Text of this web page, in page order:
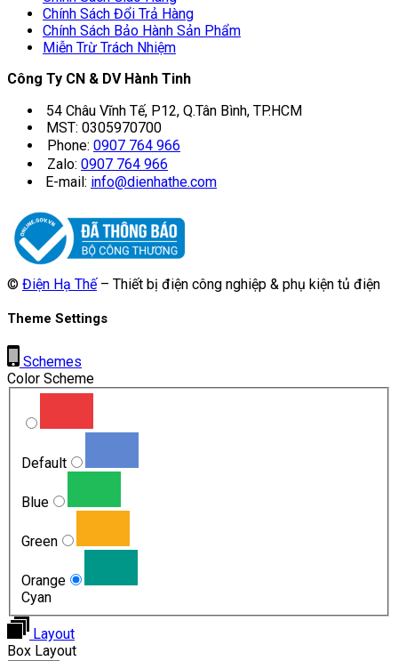
Chính Sách Đổi Trả Hàng
Chính Sách Bảo Hành Sản Phẩm
Miễn Trừ Trách Nhiệm
Công Ty CN & DV Hành Tinh
54 Châu Vĩnh Tế, P12, Q.Tân Bình, TP.HCM
MST: 0305970700
Phone: 0907 764 966
Zalo: 0907 764 966
E-mail: info@dienhathe.com
© Điện Hạ Thế– Thiết bị điện công nghiệp & phụ kiện tủ điện
Theme Settings
Schemes
Color Scheme
Default
Blue
Green
Orange
Cyan
Layout
Box Layout